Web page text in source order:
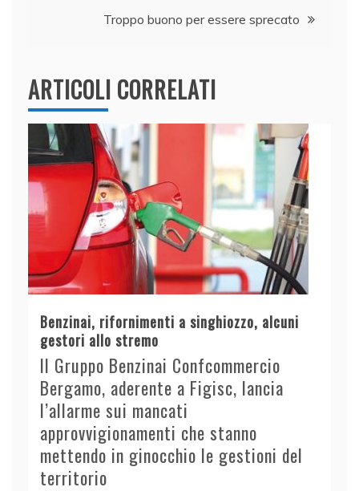
Troppo buono per essere sprecato
ARTICOLI CORRELATI
Benzinai, rifornimenti a singhiozzo, alcuni
gestori allo stremo
Il Gruppo Benzinai Confcommercio
Bergamo, aderente a Figisc, lancia
l’allarme sui mancati
approvvigionamenti che stanno
mettendo in ginocchio le gestioni del
territorio